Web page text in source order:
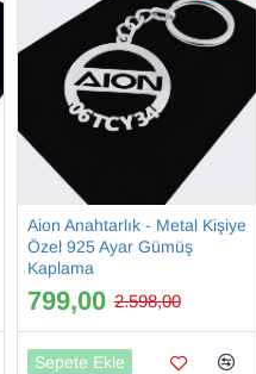
Aion Anahtarlık - Metal Kişiye
Özel 925 Ayar Gümüş
Kaplama
799,00 2.598,00
Sepete Ekle